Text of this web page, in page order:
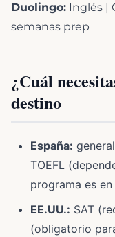
Duolingo: Inglés |
semanas prep
¿Cuál
destino
España:
TOEFL
programa es en
EE.UU.: SAT
(obligatorio